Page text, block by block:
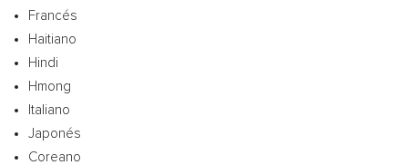
Francés
Haitiano
Hindi
Hmong
Italiano
Japonés
Coreano